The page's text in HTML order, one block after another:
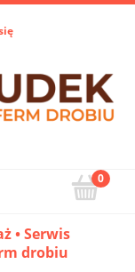
• Serwis
drobiu